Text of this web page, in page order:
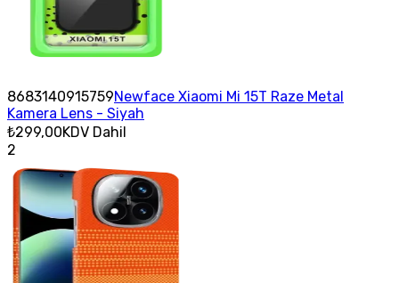
8683140915759Newface Xiaomi Mi 15T Raze Metal
Kamera Lens - Siyah
₺299,00KDV Dahil
2